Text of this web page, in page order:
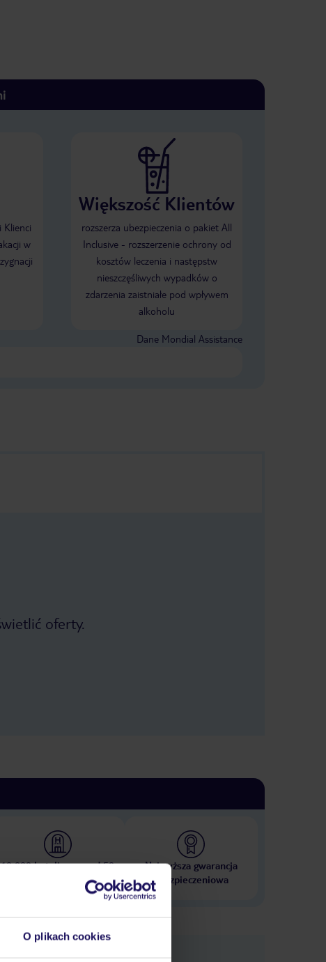
O plikach cookies
Klienci
w
Większość Klientów
rozszerza ubezpieczenia o pakiet All
Inclusive - rozszerzenie ochrony od
kosztów leczenia i następstw
nieszczęśliwych wypadków o
zdarzenia zaistniałe pod wpływem
alkoholu
Dane Mondial Assistance
oferty.
10 000 hoteli w ponad 50
Najwyższa gwarancja
ubezpieczeniowa